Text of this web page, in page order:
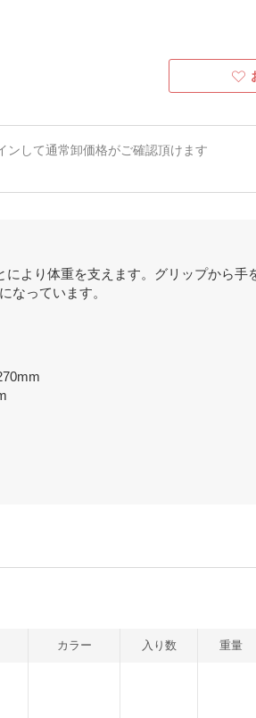
ンして通常卸価格がご確認頂けます
より体重を支えます。グリップから手
なっています。
カラー 入り数 重量